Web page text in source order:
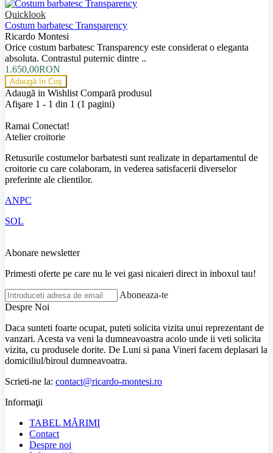
Quicklook
Costum barbatesc Transparency
Ricardo Montesi
Orice costum barbatesc Transparency este considerat o eleganta
absoluta. Contrastul puternic dintre ..
1.650,00RON
Adaugă în Coş
Adaugă in Wishlist Compară produsul
Afişare 1 - 1 din 1 (1 pagini)
Ramai Conectat!
Atelier croitorie
Retusurile costumelor barbatesti sunt realizate in departamentul de
croitorie cu care colaboram, in vederea satisfacerii diverselor
preferinte ale clientilor.
ANPC
SOL
Abonare newsletter
Primesti oferte pe care nu le vei gasi nicaieri direct in inboxul tau!
Aboneaza-te
Despre Noi
Daca sunteti foarte ocupat, puteti solicita vizita unui reprezentant de
vanzari. Acesta va veni la dumneavoastra acolo unde ii veti solicita
vizita, cu produsele dorite. De Luni si pana Vineri facem deplasari la
domiciliul/biroul dumneavoatra.
Scrieti-ne la: contact@ricardo-montesi.ro
Informaţii
TABEL MĂRIMI
Contact
Despre noi